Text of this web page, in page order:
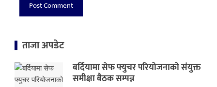
ताजा अपडेट
बर्दियामा सेफ फ्युचर परियोजनाको संयुक्त
समीक्षा बैठक सम्पन्न